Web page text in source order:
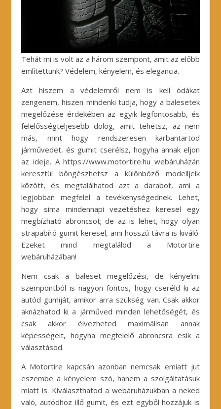
Tehát mi is volt az a három szempont, amit az előbb
említettünk? Védelem, kényelem, és elegancia.
Azt hiszem a védelemről nem is kell ódákat
zengenem, hiszen mindenki tudja, hogy a balesetek
megelőzése érdekében az egyik legfontosabb, és
felelősségteljesebb dolog, amit tehetsz, az nem
más, mint hogy rendszeresen karbantartod
járművedet, és gumit cserélsz, hogyha annak eljön
az ideje. A https://www.motortire.hu webáruházán
keresztül böngészhetsz a különböző modelljeik
között, és megtalálhatod azt a darabot, ami a
legjobban megfelel a tevékenységednek. Lehet,
hogy sima mindennapi vezetéshez keresel egy
megbízható abroncsot; de az is lehet, hogy olyan
strapabíró gumit keresel, ami hosszú távra is kiváló.
Ezeket mind megtalálod a Motortire
webáruházában!
Nem csak a baleset megelőzési, de kényelmi
szempontból is nagyon fontos, hogy cseréld ki az
autód gumiját, amikor arra szükség van. Csak akkor
aknázhatod ki a járműved minden lehetőségét, és
csak akkor élvezheted maximálisan annak
képességeit, hogyha megfelelő abroncsra esik a
választásod.
A Motortire kapcsán azonban nemcsak emiatt jut
eszembe a kényelem szó, hanem a szolgáltatásuk
miatt is. Kiválaszthatod a webáruházukban a neked
való, autódhoz illő gumit, és ezt egyből hozzájuk is